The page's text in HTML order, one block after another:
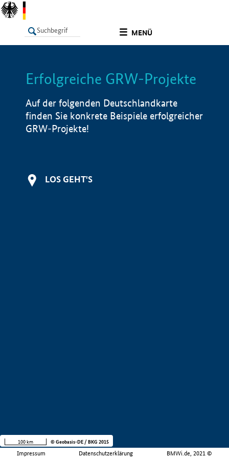
MENÜ
LISTE Info
Erfolgreiche GRW-Projekte
Auf der folgenden Deutschlandkarte
finden Sie konkrete Beispiele erfolgreicher
GRW-Projekte!
LOS GEHT'S
Impressum Datenschutzerklärung BMWi.de, 2021 ©
100 km © Geobasis-DE / BKG 2015